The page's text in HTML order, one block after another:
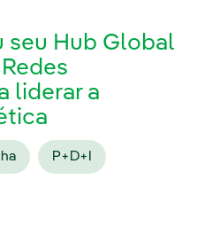
seu Hub Global
liderar a
P+D+I